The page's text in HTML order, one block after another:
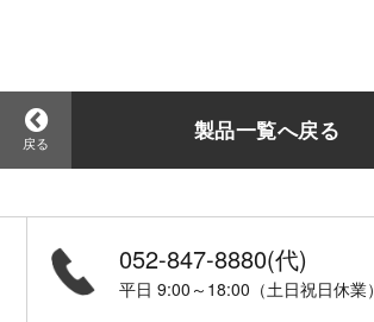
戻る 製品一覧へ戻る
052-847-8880(代)
平日 9:00～18:00（土日祝日休業）